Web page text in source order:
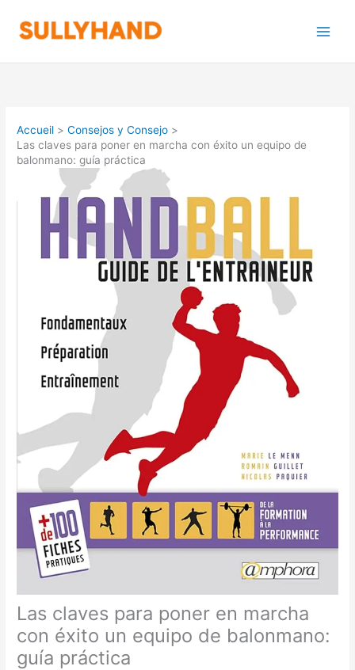
contenu
Accueil
Consejos y Consejo
Las claves para poner en marcha con éxito un equipo de
balonmano: guía práctica
Las claves para poner en marcha
con éxito un equipo de balonmano:
guía práctica